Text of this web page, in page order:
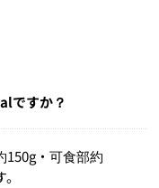
ですか？
150g・可食部約